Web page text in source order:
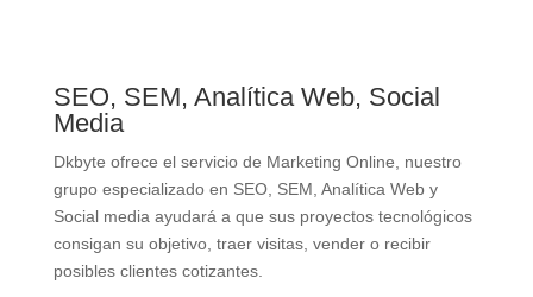
SEO, SEM, Analítica Web, Social
Media
Dkbyte ofrece el servicio de Marketing Online, nuestro
grupo especializado en SEO, SEM, Analítica Web y
Social media ayudará a que sus proyectos tecnológicos
consigan su objetivo, traer visitas, vender o recibir
posibles clientes cotizantes.